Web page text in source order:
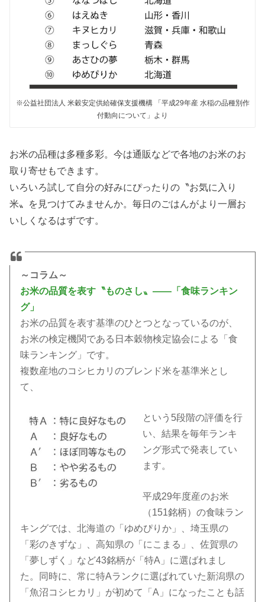
※公益社団法人 米穀安定供給確保支援機構 「平成29年産 水稲の品種別作
付動向について」より
お米の品種は多種多彩。今は通販などで各地のお米のお
取り寄せもできます。
いろいろ試して自分の好みにぴったりの〝お気に入り
米〟を見つけてみませんか。毎日のごはんがより一層お
いしくなるはずです。
～コラム～
お米の品質を表す〝ものさし〟――「食味ランキン
グ」
お米の品質を表す基準のひとつとなっているのが、
お米の検定機関である日本穀物検定協会による「食
味ランキング」です。
複数産地のコシヒカリのブレンド米を基準米とし
て、
という5段階の評価を行
い、結果を毎年ランキ
ング形式で発表してい
ます。
平成29年度産のお米
（151銘柄）の食味ラン
キングでは、北海道の「ゆめぴりか」、埼玉県の
「彩のきずな」、高知県の「にこまる」、佐賀県の
「夢しずく」など43銘柄が「特A」に選ばれまし
た。同時に、常に特Aランクに選ばれていた新潟県の
「魚沼コシヒカリ」が初めて「A」になったことも話